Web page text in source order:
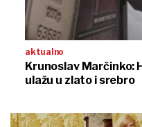
aktualno
Krunoslav Marčinko:
ulažu u zlato i srebro